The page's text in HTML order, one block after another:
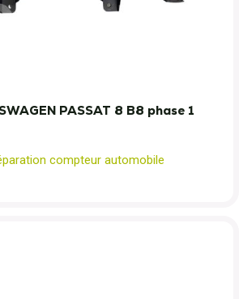
PASSAT 8 B8 phase 1
compteur automobile